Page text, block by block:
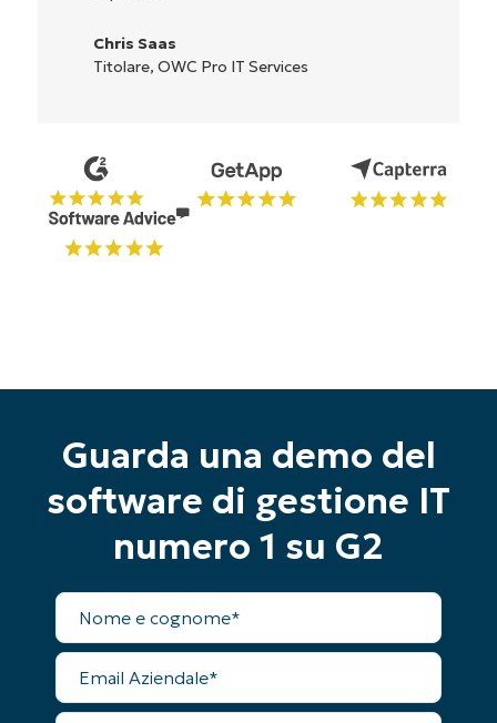
Reiffenberger.NET Technology Solutions
Guarda una demo del
software di gestione IT
numero 1 su G2
Nome
completo
Email
Aziendale
Inizia la tua prova di 14 giorni
Nessuna carta di credito richiesta, accesso
completo a tutte le funzionalità
First